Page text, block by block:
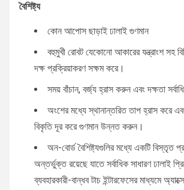
বৈশিষ্ট্য
কোন আপোস ছাড়াই ঢালাই গুণমান
বহুমুখী রোবট যেকোনো আকারের যন্ত্রাংশ সহ
দক্ষ প্রক্রিয়াকরণ সক্ষম করে।
সময় বাঁচান, বর্জ্য হ্রাস করুন এবং দক্ষতা
অংশের মধ্যে স্থানান্তরিত তাপ হ্রাস করে
বিকৃতি দূর করে গুণমান উন্নত করুন।
অন-বোর্ড বৈশিষ্ট্যগুলির মধ্যে একটি বিস্তৃত
অন্তর্ভুক্ত রয়েছে যাতে সর্বাধিক সাধারণ ঢালাই
ব্যবহারকারী-বান্ধব টাচ ইন্টারফেসের মাধ্যমে